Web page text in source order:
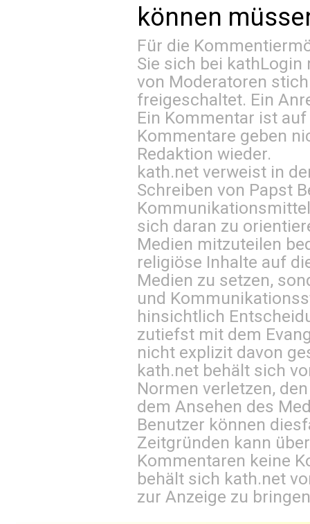
können
Für die
Sie sich bei kathLogin
von Moderatoren
freigeschaltet. Ein
Ein Kommentar ist
Kommentare geben
Redaktion wieder.
kath.net verweist in
Schreiben von Papst
sich daran zu
Medien mitzuteilen
religiöse Inhalte auf
Medien zu setzen,
und
hinsichtlich
zutiefst mit dem
nicht explizit davon
kath.net behält sich
Normen verletzen,
dem Ansehen des
Benutzer können
Zeitgründen kann
Kommentaren keine
behält sich kath.net
zur Anzeige zu